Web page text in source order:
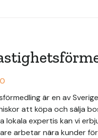
är en av
att köpa och sälja
lokala expertis kan vi
arbetar nära kunder